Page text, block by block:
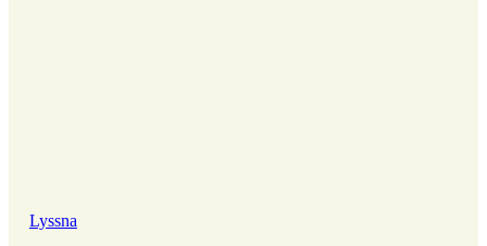
Lyssna